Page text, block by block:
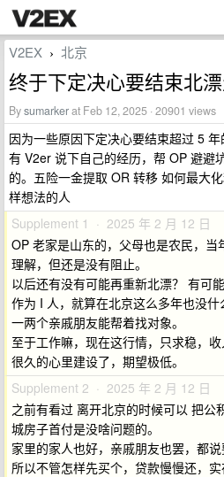
V2EX › 北京
终于下定决心要结束北
Bysumarkerat Feb 12, 2025 · 20901 views
因为一些原因下定决心要结束超过 5
有 V2er 说下自己的经历，帮 OP 避避
的。五险一金提取 OR 转移 如何最大
样想法的人
Supplement 1 · 2025 年 2 月 12 日
OP 老家是山东的，父母也是农民，
理解，但还是没有阻止。
以后还有没有可能再重新北漂？ 有可能
作为 I 人，就算在北京这么多年也没
一两个亲戚朋友能帮着找对象。
至于工作嘛，现在这行情，只求稳，
很久的心里建设了，期望极低。
Supplement 2 · 2025 年 2 月 12 日
之前有看过 离开北京的时候可以 把公
城房子首付是没啥问题的。
家里的家人也好，亲戚朋友也罢，都说
所以不管怎样先买个，贷款慢慢还，